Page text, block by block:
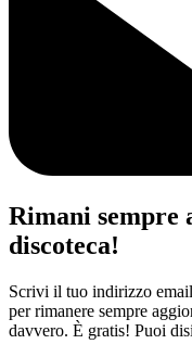
Rimani sempre
discoteca!
Scrivi il tuo indirizzo
per rimanere sempre
davvero. È gratis! Puoi